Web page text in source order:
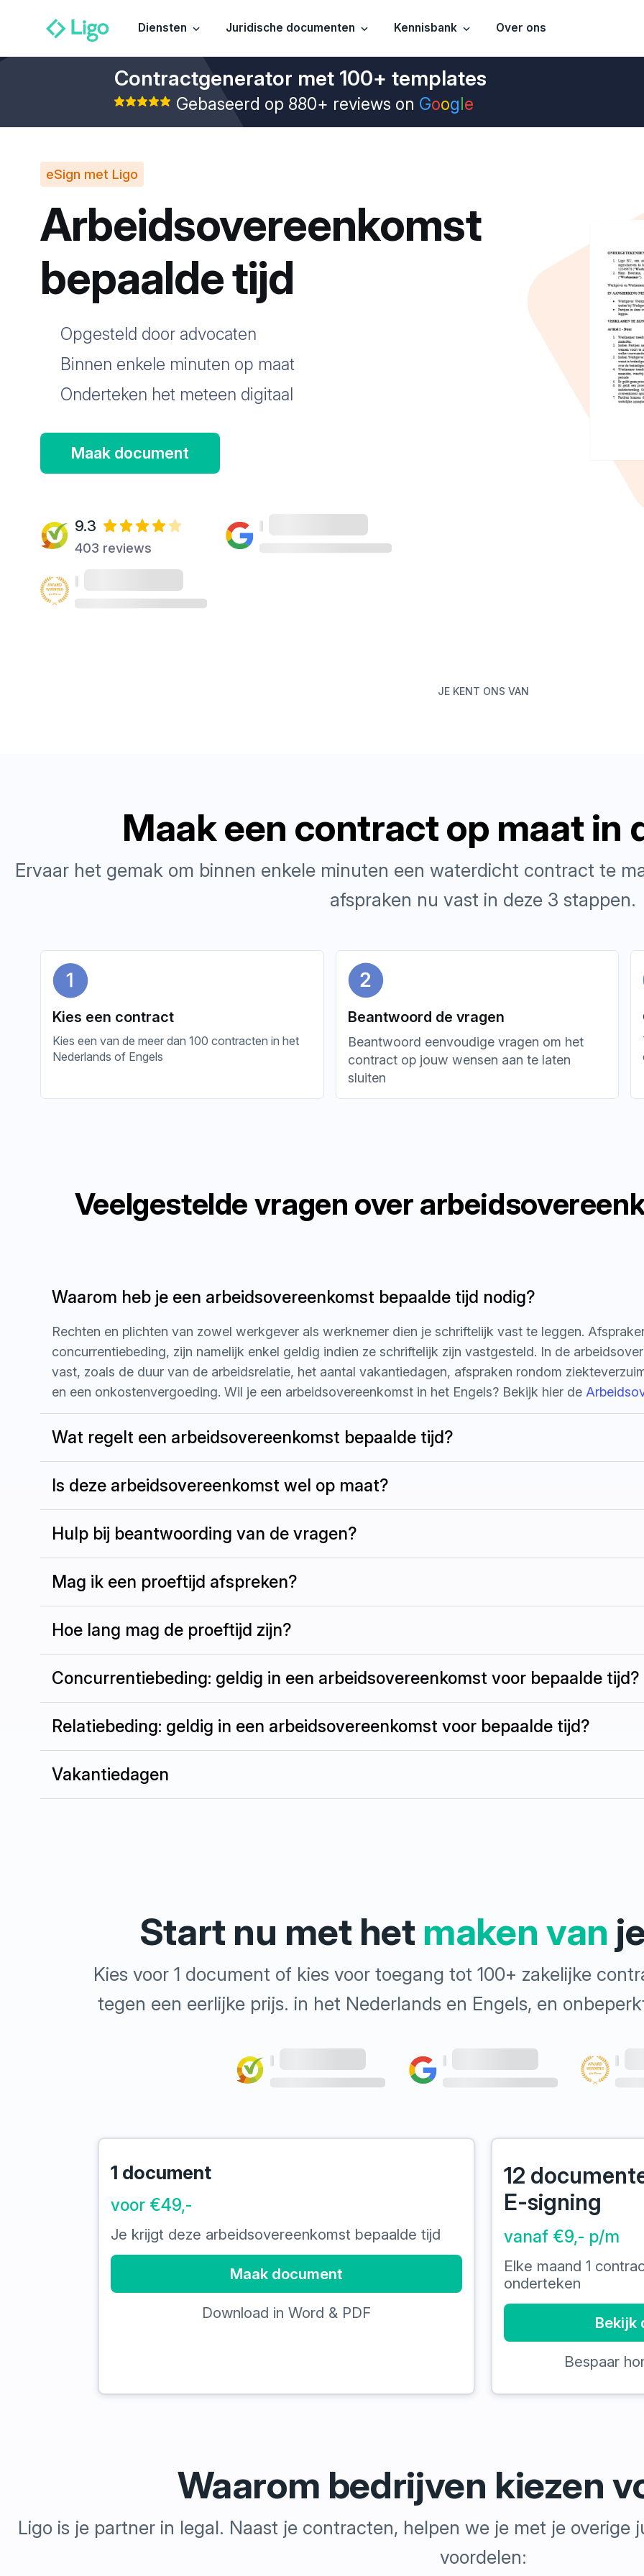
Diensten Juridische documenten Kennisbank Over ons
Contractgenerator met 100+ templates
Gebaseerd op 880+ reviews on Google
eSign met Ligo
Arbeidsovereenkomst
bepaaldetijd
Opgesteld door advocaten
Binnen enkele minuten op maat
Onderteken het meteen digitaal
Maak document
9.3
403 reviews
JE KENT ONS VAN
Maak een contract op maat in
Ervaar het gemak om binnen enkele minuten een waterdicht contract te
afspraken nu vast in deze 3 stappen.
Kies een contract
Kies een van de meer dan 100 contracten in het
Nederlands of Engels
Beantwoord de vragen
Beantwoord eenvoudige vragen om het
contract op jouw wensen aan te laten
sluiten
Veelgestelde vragen over
Waarom heb je een arbeidsovereenkomst bepaalde tijd nodig?
Rechten en plichten van zowel werkgever als werknemer dien je schriftelijk vast te leggen.
concurrentiebeding, zijn namelijk enkel geldig indien ze schriftelijk zijn vastgesteld. In de
vast, zoals de duur van de arbeidsrelatie, het aantal vakantiedagen, afspraken rondom
en een onkostenvergoeding. Wil je een arbeidsovereenkomst in het Engels? Bekijk hier de
Wat regelt een arbeidsovereenkomst bepaalde tijd?
Is deze arbeidsovereenkomst wel op maat?
Hulp bij beantwoording van de vragen?
Mag ik een proeftijd afspreken?
Hoe lang mag de proeftijd zijn?
Concurrentiebeding: geldig in een arbeidsovereenkomst voor bepaalde tijd?
Relatiebeding: geldig in een arbeidsovereenkomst voor bepaalde tijd?
Vakantiedagen
Start nu met het maken van
Kies voor 1 document of kies voor toegang tot 100+ zakelijke
tegen een eerlijke prijs. in het Nederlands en Engels, en
1 document
voor €49,-
Je krijgt deze arbeidsovereenkomst bepaalde tijd
Maak document
Download in Word & PDF
12
E-signing
vanaf €9,- p/m
Elke maand 1
onderteken
Bekijk
Bespaar
Waarom bedrijven kiezen
Ligo is je partner in legal. Naast je contracten, helpen we je met je overige
voordelen: